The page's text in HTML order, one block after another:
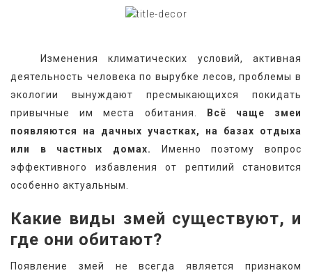
Изменения климатических условий, активная
деятельность человека по вырубке лесов, проблемы в
экологии вынуждают пресмыкающихся покидать
привычные им места обитания.
Всё чаще змеи
появляются на дачных участках, на базах отдыха
или в частных домах.
Именно поэтому вопрос
эффективного избавления от рептилий становится
особенно актуальным.
Какие виды змей существуют, и
где они обитают?
Появление змей не всегда является признаком